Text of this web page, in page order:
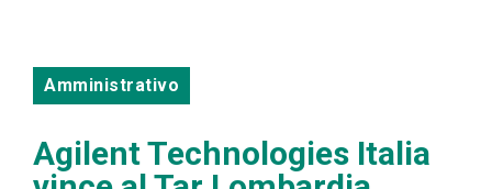
Amministrativo
Agilent Technologies Italia